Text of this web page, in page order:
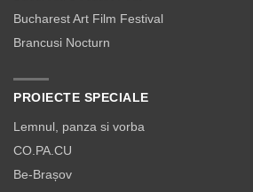
Bucharest Art Film Festival
Brancusi Nocturn
PROIECTE SPECIALE
Lemnul, panza si vorba
CO.PA.CU
Be-Brașov